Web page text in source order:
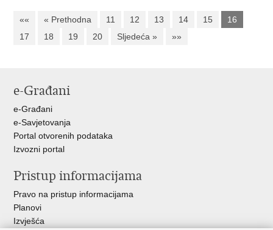
«« « Prethodna 11 12 13 14 15
16
17
18 19 20 Sljedeća » »»
e-Građani
e-Građani
e-Savjetovanja
Portal otvorenih podataka
Izvozni portal
Pristup informacijama
Pravo na pristup informacijama
Planovi
Izvješća